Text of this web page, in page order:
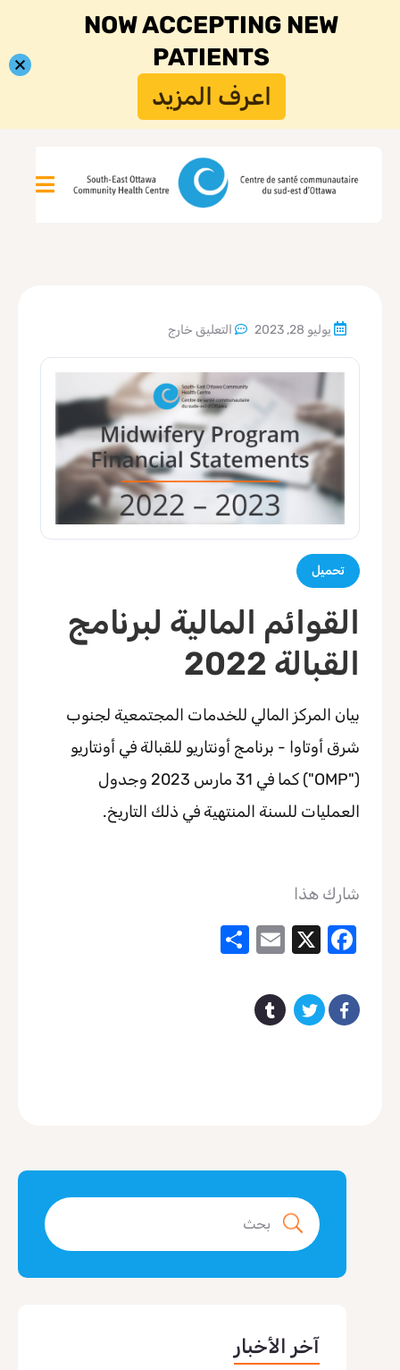
يوليو 28, 2023 التعليق خارج
تحميل
القوائم المالية لبرنامج
القبالة 2022
بيان المركز المالي للخدمات المجتمعية لجنوب
شرق أوتاوا - برنامج أونتاريو للقبالة في أونتاريو
("OMP") كما في 31 مارس 2023 وجدول
العمليات للسنة المنتهية في ذلك التاريخ.
شارك هذا
Facebook
X
Email
آخر الأخبار
NOW ACCEPTING NEW
PATIENTS
اعرف المزيد